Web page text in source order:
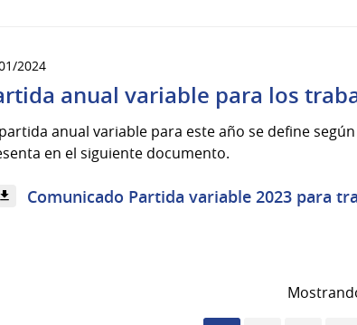
2024
anual variable para los
anual variable para este año se define
en el siguiente documento.
Comunicado Partida variable 2023 para